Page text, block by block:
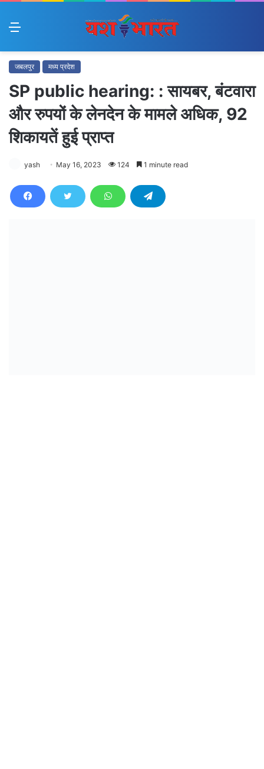
Menu
जबलपुर मध्य प्रदेश
SP public hearing: : सायबर, बंटवारा
और रुपयों के लेनदेन के मामले अधिक, 92
शिकायतें हुई प्राप्त
yash May 16, 2023 124 1 minute read